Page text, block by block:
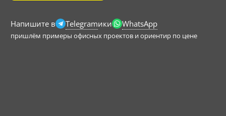
Напишите в Telegramики WhatsApp
пришлём примеры офисных проектов и ориентир по цене